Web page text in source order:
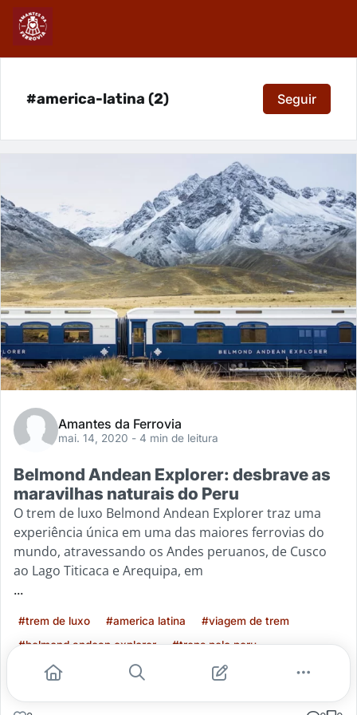
#america-latina (2) Seguir
Amantes da Ferrovia
mai. 14, 2020 - 4 min de leitura
Belmond Andean Explorer: desbrave as
maravilhas naturais do Peru
O trem de luxo Belmond Andean Explorer traz uma
experiência única em uma das maiores ferrovias do
mundo, atravessando os Andes peruanos, de Cusco
ao Lago Titicaca e Arequipa, em
...
#trem de luxo #america latina
#viagem de trem
#belmond andean explorer
#trens pelo peru
Leia mais